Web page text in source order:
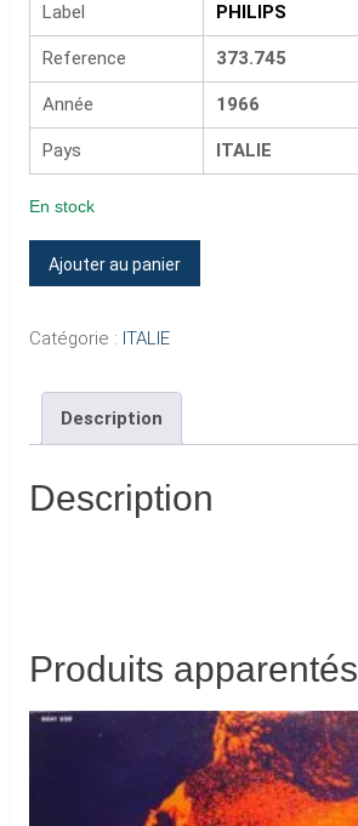
Label PHILIPS
Reference 373.745
Année 1966
Pays ITALIE
En stock
quantité
de
L’AIME
Ajouter au panier
Catégorie : ITALIE
Description
Description
Produits apparentés